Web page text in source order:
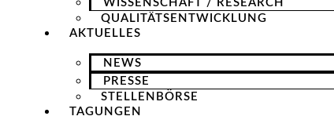
WISSENSCHAFT / RESEARCH
QUALITÄTSENTWICKLUNG
AKTUELLES
NEWS
PRESSE
STELLENBÖRSE
TAGUNGEN